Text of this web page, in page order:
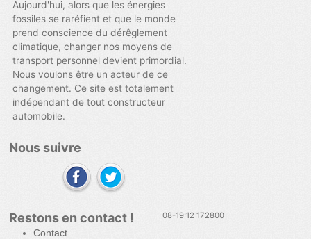
Aujourd'hui, alors que les énergies
fossiles se raréfient et que le monde
prend conscience du dérêglement
climatique, changer nos moyens de
transport personnel devient primordial.
Nous voulons être un acteur de ce
changement. Ce site est totalement
indépendant de tout constructeur
automobile.
Nous suivre
Restons en contact !
Contact
08-19:12 172800